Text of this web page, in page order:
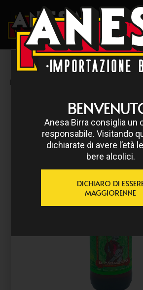
Anesa Birra consiglia un
responsabile. Visitando
dichiarate di avere l’età
bere alcolici.
DICHIARO DI
MAGGIORENNE